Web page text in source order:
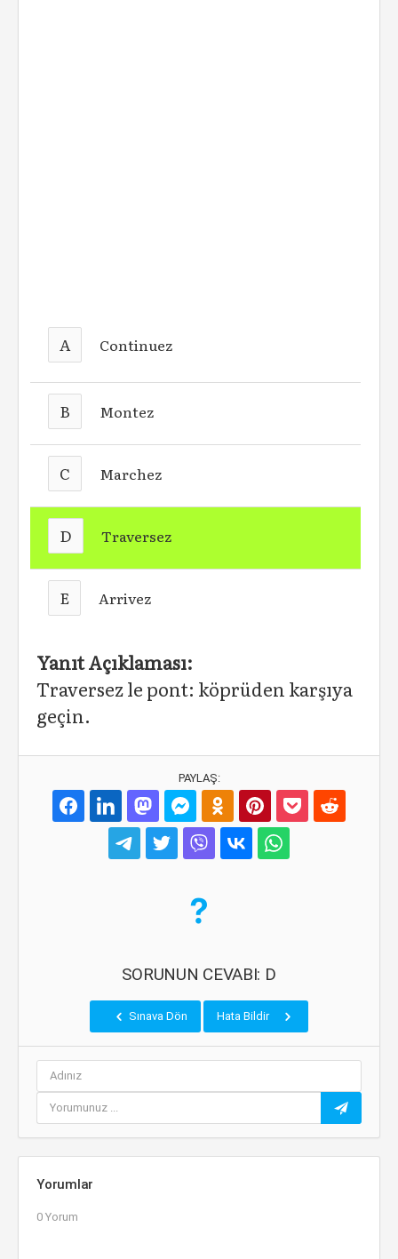
A Continuez
B Montez
C Marchez
D Traversez
E Arrivez
Yanıt Açıklaması:
Traversez le pont: köprüden karşıya
geçin.
PAYLAŞ:
SORUNUN CEVABI: D
Sınava Dön Hata Bildir
Yorumlar
0 Yorum